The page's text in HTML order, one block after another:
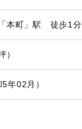
本町」駅 徒歩1分
）
年02月）